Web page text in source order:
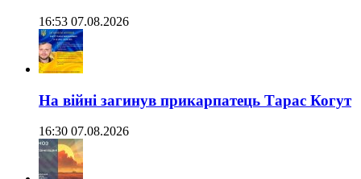
16:53 07.08.2026
На війні загинув прикарпатець Тарас Когут
16:30 07.08.2026